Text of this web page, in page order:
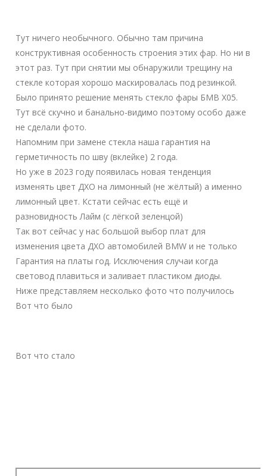
Тут ничего необычного. Обычно там причина
конструктивная особенность строения этих фар. Но ни в
этот раз. Тут при снятии мы обнаружили трещину на
стекле которая хорошо маскировалась под резинкой.
Было принято решение менять стекло фары БМВ Х05.
Тут всё скучно и банально-видимо поэтому особо даже
не сделали фото.
Напомним при замене стекла наша гарантия на
герметичность по шву (вклейке) 2 года.
Но уже в 2023 году появилась новая тенденция
изменять цвет ДХО на лимонный (не жёлтый) а именно
лимонный цвет. Кстати сейчас есть ещё и
разновидность Лайм (с лёгкой зеленцой)
Так вот сейчас у нас большой выбор плат для
изменения цвета ДХО автомобилей BMW и не только
Гарантия на платы год. Исключения случаи когда
световод плавиться и заливает пластиком диоды.
Ниже представляем несколько фото что получилось
Вот что было
Вот что стало